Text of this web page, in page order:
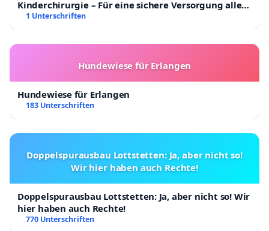
Kinderchirurgie – Für eine sichere Versorgung aller
Kinder in Deutschland
1 Unterschriften
Hundewiese für Erlangen
Hundewiese für Erlangen
183 Unterschriften
Doppelspurausbau Lottstetten: Ja, aber nicht so!
Wir hier haben auch Rechte!
Doppelspurausbau Lottstetten: Ja, aber nicht so! Wir
hier haben auch Rechte!
770 Unterschriften